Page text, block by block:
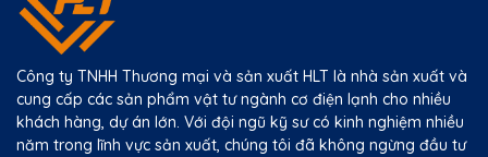
Công ty TNHH Thương mại và sản xuất HLT là nhà sản xuất và
cung cấp các sản phẩm vật tư ngành cơ điện lạnh cho nhiều
khách hàng, dự án lớn. Với đội ngũ kỹ sư có kinh nghiệm nhiều
năm trong lĩnh vực sản xuất, chúng tôi đã không ngừng đầu tư